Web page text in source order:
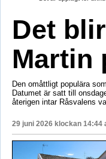
Det
Martin
Den omåttligt populära
Datumet är satt till
återigen intar Råsvalens
29 juni 2026 klockan 14:44